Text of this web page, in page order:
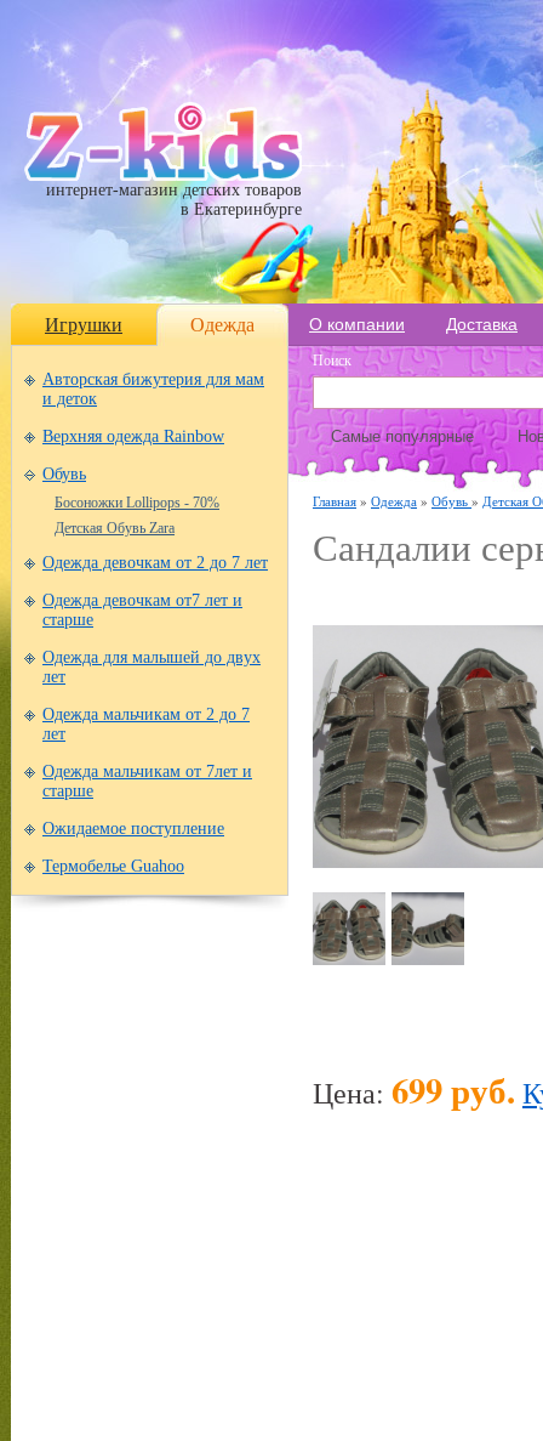
интернет-магазин детских товаров
в Екатеринбурге
Игрушки Одежда О компании Доставка
Авторская бижутерия для мам
и деток
Верхняя одежда Rainbow
Обувь
Босоножки Lollipops - 70%
Детская Обувь Zara
Одежда девочкам от 2 до 7 лет
Одежда девочкам от7 лет и
старше
Одежда для малышей до двух
лет
Одежда мальчикам от 2 до 7
лет
Одежда мальчикам от 7лет и
старше
Ожидаемое поступление
Термобелье Guahoo
Поиск
Самые популярные
Главная » Одежда » Обувь » Детская
Сандалии
Цена: 699 руб.